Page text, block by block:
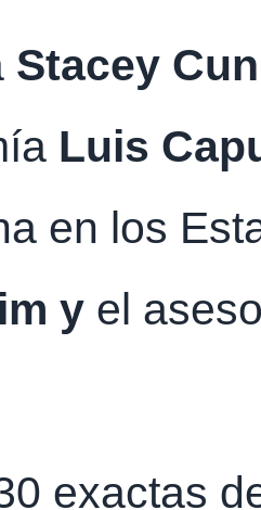
Stacey
Luis
en los
y el
exactas